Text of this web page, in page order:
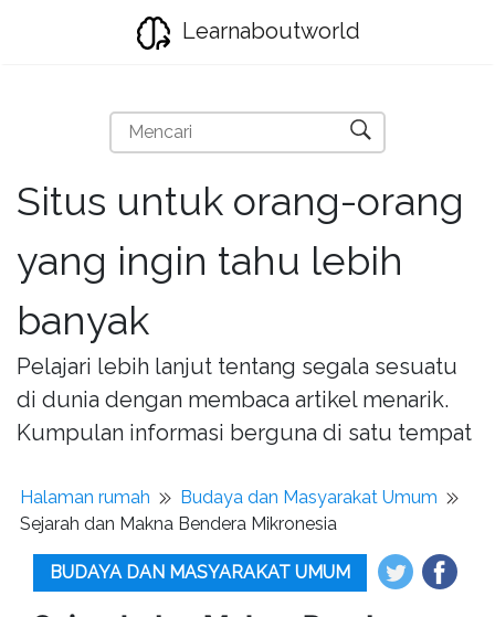
Learnaboutworld
Situs untuk orang-orang
yang ingin tahu lebih
banyak
Pelajari lebih lanjut tentang segala sesuatu
di dunia dengan membaca artikel menarik.
Kumpulan informasi berguna di satu tempat
Halaman rumah
Budaya dan Masyarakat Umum
Sejarah dan Makna Bendera Mikronesia
BUDAYA DAN MASYARAKAT UMUM